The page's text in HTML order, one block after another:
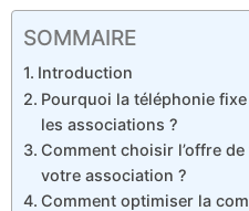
SOMMAIRE
Introduction
Pourquoi la téléphonie
les associations ?
Comment choisir l’offre
votre association ?
Comment optimiser la